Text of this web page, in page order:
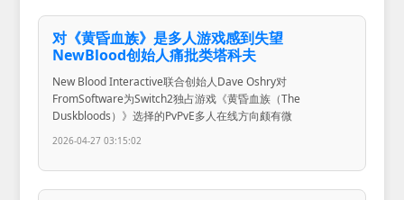
对《黄昏血族》是多人游戏感到失望
NewBlood创始人痛批类塔科夫
New Blood Interactive联合创始人Dave Oshry对
FromSoftware为Switch2独占游戏《黄昏血族（The
Duskbloods）》选择的PvPvE多人在线方向颇有微
2026-04-27 03:15:02